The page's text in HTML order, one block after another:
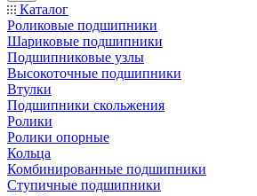
Каталог
Роликовые подшипники
Шариковые подшипники
Подшипниковые узлы
Высокоточные подшипники
Втулки
Подшипники скольжения
Ролики
Ролики опорные
Кольца
Комбинированные подшипники
Ступичные подшипники